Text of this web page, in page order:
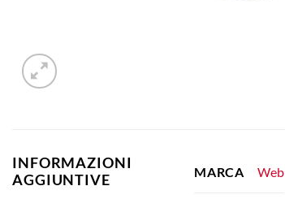
INFORMAZIONI
AGGIUNTIVE
MARCA Web